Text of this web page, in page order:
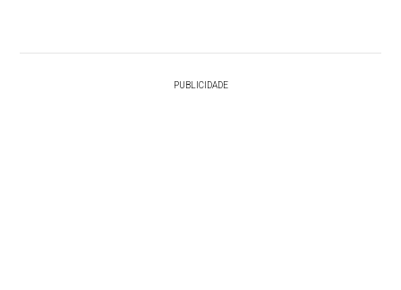
PUBLICIDADE